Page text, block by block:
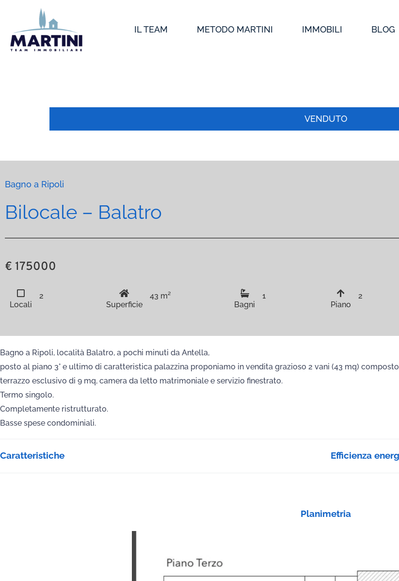
contenuto
IL TEAM METODO MARTINI IMMOBILI BLOG
VENDUTO
Bagno a Ripoli
Bilocale – Balatro
€ 175000
Locali
2
Superficie
43 m²
Bagni
1
Piano
2
Bagno a Ripoli, località Balatro, a pochi minuti da Antella,
posto al piano 3° e ultimo di caratteristica palazzina proponiamo in vendita grazioso 2 vani (43 mq)
terrazzo esclusivo di 9 mq, camera da letto matrimoniale e servizio finestrato.
Termo singolo.
Completamente ristrutturato.
Basse spese condominiali.
Caratteristiche Efficienza
Planimetria